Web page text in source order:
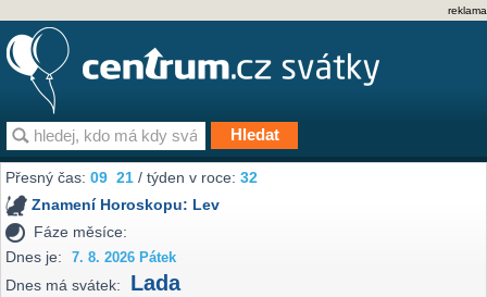
reklama
Přesný čas:09 21 / týden v roce:32
Znamení Horoskopu: Lev
Fáze měsíce:
Dnes je:
7. 8. 2026 Pátek
Dnes má svátek: Lada